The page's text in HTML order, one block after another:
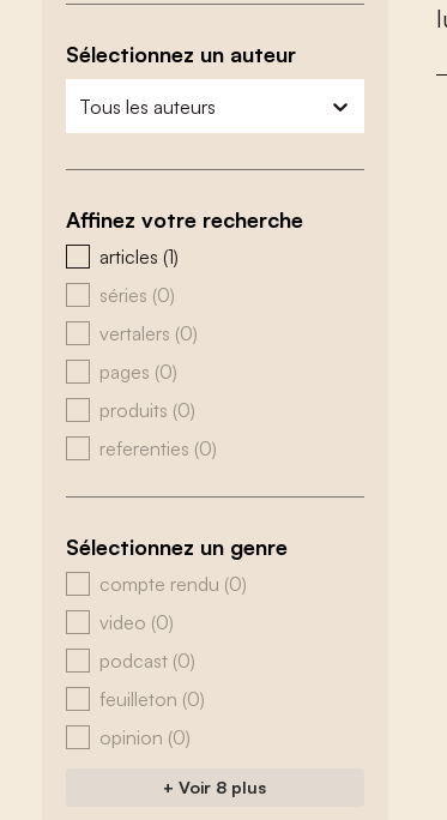
Sélectionnez un auteur
zoeken - auteurs
sélectionnez le contenu
Affinez votre recherche
zoeken - type
articles (1)
séries (0)
vertalers (0)
pages (0)
produits (0)
referenties (0)
Sélectionnez un genre
zoeken - genre
compte rendu (0)
video (0)
podcast (0)
feuilleton (0)
opinion (0)
+ Voir 8 plus
l